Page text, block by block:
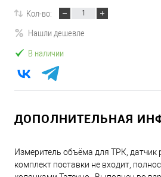
Кол-во:
Нашли дешевле
В наличии
ДОПОЛНИТЕЛЬНАЯ
Измеритель объёма для ТРК, датчик
комплект поставки не входит,